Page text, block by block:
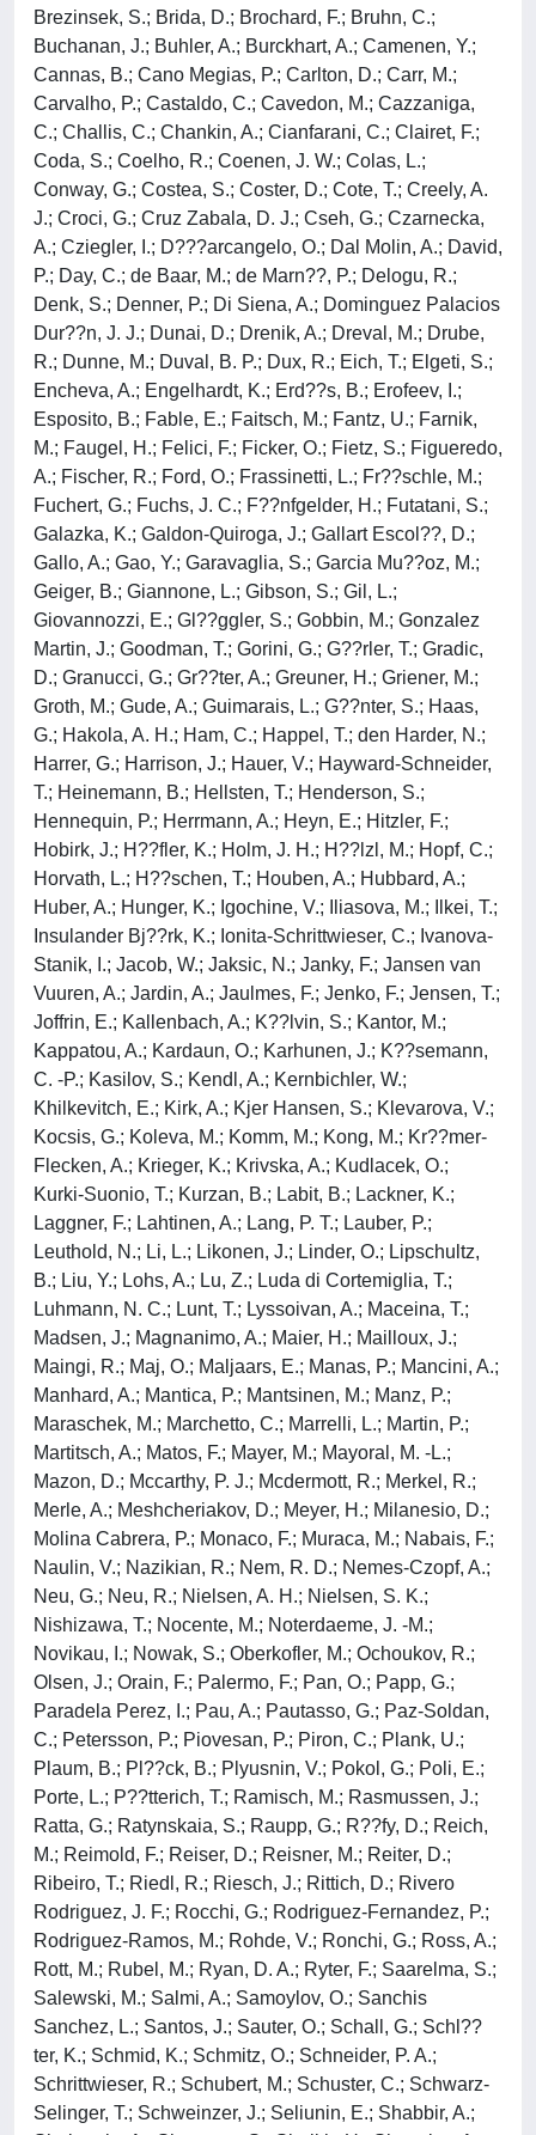
Brezinsek, S.; Brida, D.; Brochard, F.; Bruhn, C.;
Buchanan, J.; Buhler, A.; Burckhart, A.; Camenen, Y.;
Cannas, B.; Cano Megias, P.; Carlton, D.; Carr, M.;
Carvalho, P.; Castaldo, C.; Cavedon, M.; Cazzaniga,
C.; Challis, C.; Chankin, A.; Cianfarani, C.; Clairet, F.;
Coda, S.; Coelho, R.; Coenen, J. W.; Colas, L.;
Conway, G.; Costea, S.; Coster, D.; Cote, T.; Creely, A.
J.; Croci, G.; Cruz Zabala, D. J.; Cseh, G.; Czarnecka,
A.; Cziegler, I.; D???arcangelo, O.; Dal Molin, A.; David,
P.; Day, C.; de Baar, M.; de Marn??, P.; Delogu, R.;
Denk, S.; Denner, P.; Di Siena, A.; Dominguez Palacios
Dur??n, J. J.; Dunai, D.; Drenik, A.; Dreval, M.; Drube,
R.; Dunne, M.; Duval, B. P.; Dux, R.; Eich, T.; Elgeti, S.;
Encheva, A.; Engelhardt, K.; Erd??s, B.; Erofeev, I.;
Esposito, B.; Fable, E.; Faitsch, M.; Fantz, U.; Farnik,
M.; Faugel, H.; Felici, F.; Ficker, O.; Fietz, S.; Figueredo,
A.; Fischer, R.; Ford, O.; Frassinetti, L.; Fr??schle, M.;
Fuchert, G.; Fuchs, J. C.; F??nfgelder, H.; Futatani, S.;
Galazka, K.; Galdon-Quiroga, J.; Gallart Escol??, D.;
Gallo, A.; Gao, Y.; Garavaglia, S.; Garcia Mu??oz, M.;
Geiger, B.; Giannone, L.; Gibson, S.; Gil, L.;
Giovannozzi, E.; Gl??ggler, S.; Gobbin, M.; Gonzalez
Martin, J.; Goodman, T.; Gorini, G.; G??rler, T.; Gradic,
D.; Granucci, G.; Gr??ter, A.; Greuner, H.; Griener, M.;
Groth, M.; Gude, A.; Guimarais, L.; G??nter, S.; Haas,
G.; Hakola, A. H.; Ham, C.; Happel, T.; den Harder, N.;
Harrer, G.; Harrison, J.; Hauer, V.; Hayward-Schneider,
T.; Heinemann, B.; Hellsten, T.; Henderson, S.;
Hennequin, P.; Herrmann, A.; Heyn, E.; Hitzler, F.;
Hobirk, J.; H??fler, K.; Holm, J. H.; H??lzl, M.; Hopf, C.;
Horvath, L.; H??schen, T.; Houben, A.; Hubbard, A.;
Huber, A.; Hunger, K.; Igochine, V.; Iliasova, M.; Ilkei, T.;
Insulander Bj??rk, K.; Ionita-Schrittwieser, C.; Ivanova-
Stanik, I.; Jacob, W.; Jaksic, N.; Janky, F.; Jansen van
Vuuren, A.; Jardin, A.; Jaulmes, F.; Jenko, F.; Jensen, T.;
Joffrin, E.; Kallenbach, A.; K??lvin, S.; Kantor, M.;
Kappatou, A.; Kardaun, O.; Karhunen, J.; K??semann,
C. -P.; Kasilov, S.; Kendl, A.; Kernbichler, W.;
Khilkevitch, E.; Kirk, A.; Kjer Hansen, S.; Klevarova, V.;
Kocsis, G.; Koleva, M.; Komm, M.; Kong, M.; Kr??mer-
Flecken, A.; Krieger, K.; Krivska, A.; Kudlacek, O.;
Kurki-Suonio, T.; Kurzan, B.; Labit, B.; Lackner, K.;
Laggner, F.; Lahtinen, A.; Lang, P. T.; Lauber, P.;
Leuthold, N.; Li, L.; Likonen, J.; Linder, O.; Lipschultz,
B.; Liu, Y.; Lohs, A.; Lu, Z.; Luda di Cortemiglia, T.;
Luhmann, N. C.; Lunt, T.; Lyssoivan, A.; Maceina, T.;
Madsen, J.; Magnanimo, A.; Maier, H.; Mailloux, J.;
Maingi, R.; Maj, O.; Maljaars, E.; Manas, P.; Mancini, A.;
Manhard, A.; Mantica, P.; Mantsinen, M.; Manz, P.;
Maraschek, M.; Marchetto, C.; Marrelli, L.; Martin, P.;
Martitsch, A.; Matos, F.; Mayer, M.; Mayoral, M. -L.;
Mazon, D.; Mccarthy, P. J.; Mcdermott, R.; Merkel, R.;
Merle, A.; Meshcheriakov, D.; Meyer, H.; Milanesio, D.;
Molina Cabrera, P.; Monaco, F.; Muraca, M.; Nabais, F.;
Naulin, V.; Nazikian, R.; Nem, R. D.; Nemes-Czopf, A.;
Neu, G.; Neu, R.; Nielsen, A. H.; Nielsen, S. K.;
Nishizawa, T.; Nocente, M.; Noterdaeme, J. -M.;
Novikau, I.; Nowak, S.; Oberkofler, M.; Ochoukov, R.;
Olsen, J.; Orain, F.; Palermo, F.; Pan, O.; Papp, G.;
Paradela Perez, I.; Pau, A.; Pautasso, G.; Paz-Soldan,
C.; Petersson, P.; Piovesan, P.; Piron, C.; Plank, U.;
Plaum, B.; Pl??ck, B.; Plyusnin, V.; Pokol, G.; Poli, E.;
Porte, L.; P??tterich, T.; Ramisch, M.; Rasmussen, J.;
Ratta, G.; Ratynskaia, S.; Raupp, G.; R??fy, D.; Reich,
M.; Reimold, F.; Reiser, D.; Reisner, M.; Reiter, D.;
Ribeiro, T.; Riedl, R.; Riesch, J.; Rittich, D.; Rivero
Rodriguez, J. F.; Rocchi, G.; Rodriguez-Fernandez, P.;
Rodriguez-Ramos, M.; Rohde, V.; Ronchi, G.; Ross, A.;
Rott, M.; Rubel, M.; Ryan, D. A.; Ryter, F.; Saarelma, S.;
Salewski, M.; Salmi, A.; Samoylov, O.; Sanchis
Sanchez, L.; Santos, J.; Sauter, O.; Schall, G.; Schl??
ter, K.; Schmid, K.; Schmitz, O.; Schneider, P. A.;
Schrittwieser, R.; Schubert, M.; Schuster, C.; Schwarz-
Selinger, T.; Schweinzer, J.; Seliunin, E.; Shabbir, A.;